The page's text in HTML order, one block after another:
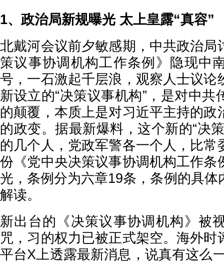
1、政治局新规曝光 太上皇露“真容”
北戴河会议前夕敏感期，中共政治局
策议事协调机构工作条例》隐现中
号，一石激起千层浪，观察人士议论
新设立的“决策议事机构”，是对中共
的颠覆，本质上是对习近平主持的政
的政变。据最新爆料，这个新的“决
的几个人，党政军警各一个人，比常
份《党中央决策议事协调机构工作条
光，条例分为六章19条，条例的具体
解读。
新出台的《决策议事协调机构》被
咒，习的权力已被正式架空。海外时
平台X上透露最新消息，说真有这么